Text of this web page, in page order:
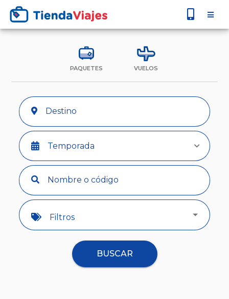
PAQUETES VUELOS
Temporada
Filtros
BUSCAR